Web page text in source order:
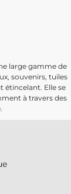
large gamme de
souvenirs, tuiles
étincelant. Elle se
à travers des